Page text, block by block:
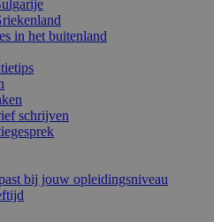
in het buitenland
schrijven
bij jouw opleidingsniveau